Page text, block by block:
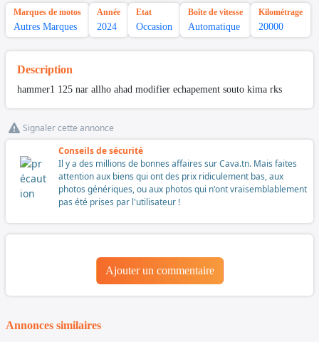
Marques de motos
Autres Marques
Année
2024
Etat
Occasion
Boîte de vitesse
Automatique
Kilométrage
20000
Description
hammer1 125 nar allho ahad modifier echapement souto kima rks
Signaler cette annonce
Conseils de sécurité
Il y a des millions de bonnes affaires sur Cava.tn. Mais faites
attention aux biens qui ont des prix ridiculement bas, aux
photos génériques, ou aux photos qui n'ont vraisemblablement
pas été prises par l'utilisateur !
Ajouter un commentaire
Annonces similaires